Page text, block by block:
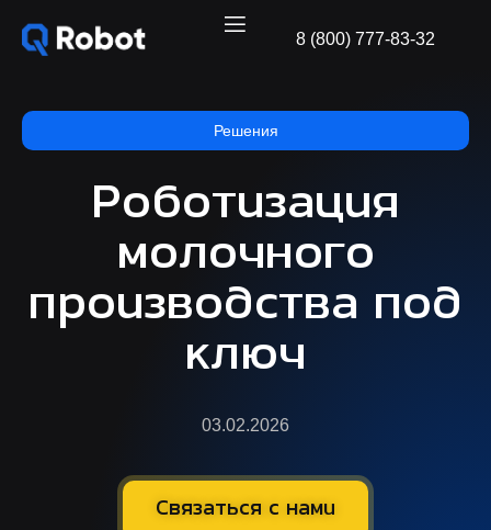
8 (800) 777-83-32
Решения
Роботизация
молочного
производства под
ключ
03.02.2026
Связаться с нами